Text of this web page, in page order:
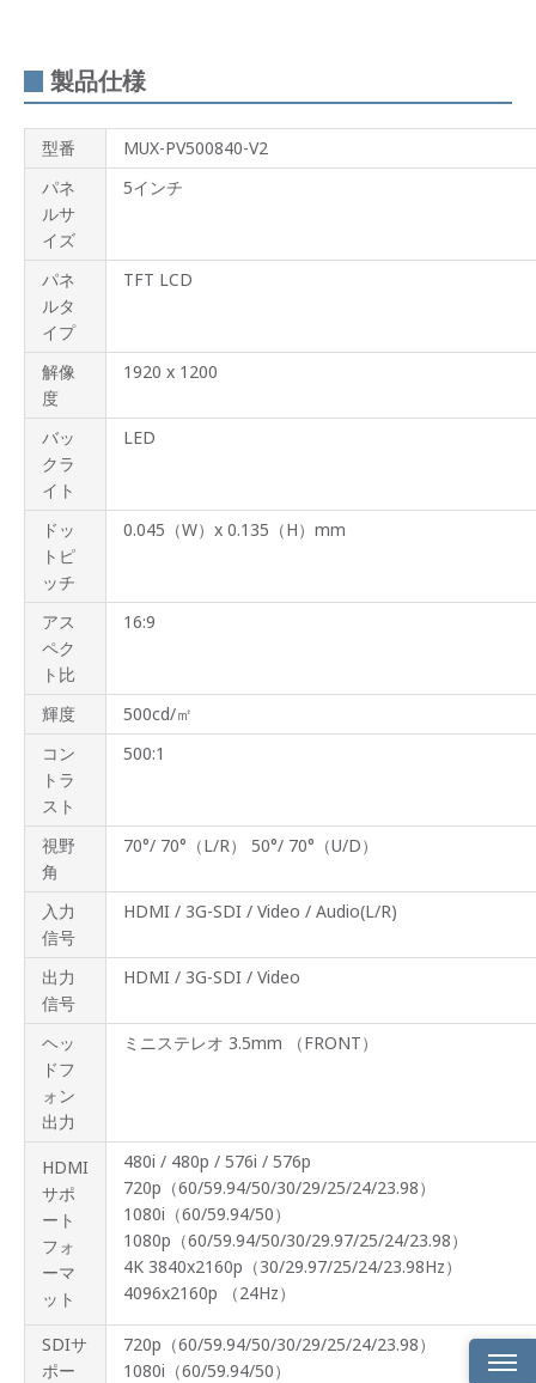
製品仕様
型番
MUX-PV500840-V2
パネ
ルサ
イズ
5インチ
パネ
ルタ
イプ
TFT LCD
解像
度
1920 x 1200
バッ
クラ
イト
LED
ドッ
トピ
ッチ
0.045（W）x 0.135（H）mm
アス
ペク
ト比
16:9
輝度
500cd/㎡
コン
トラ
スト
500:1
視野
角
70°/ 70°（L/R） 50°/ 70°（U/D）
入力
信号
HDMI / 3G-SDI / Video / Audio(L/R)
出力
信号
HDMI / 3G-SDI / Video
ヘッ
ドフ
ォン
出力
ミニステレオ 3.5mm （FRONT）
HDMI
サポ
ート
フォ
ーマ
ット
480i / 480p / 576i / 576p
720p（60/59.94/50/30/29/25/24/23.98）
1080i（60/59.94/50）
1080p（60/59.94/50/30/29.97/25/24/23.98）
4K 3840x2160p（30/29.97/25/24/23.98Hz）
4096x2160p （24Hz）
SDIサ
ポー
720p（60/59.94/50/30/29/25/24/23.98）
1080i（60/59.94/50）